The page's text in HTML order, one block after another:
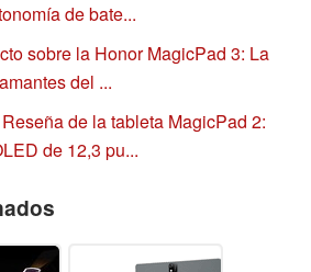
de bate...
sobre la Honor MagicPad 3: La
del ...
de la tableta MagicPad 2:
de 12,3 pu...